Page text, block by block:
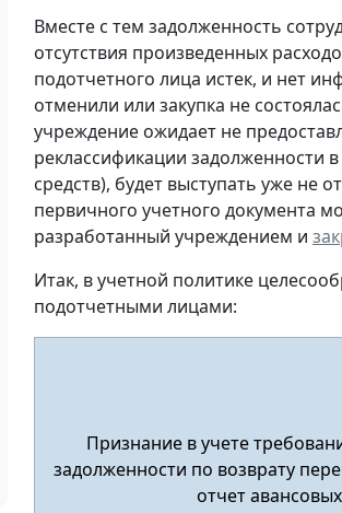
Вместе с тем задолженность
отсутствия произведенных
подотчетного лица истек, и нет
отменили или закупка не
учреждение ожидает не
реклассификации задолженности
средств), будет выступать уже не
первичного учетного документа
разработанный учреждением и
Итак, в учетной политике
подотчетными лицами:
Признание в учете
задолженности по возврату
отчет